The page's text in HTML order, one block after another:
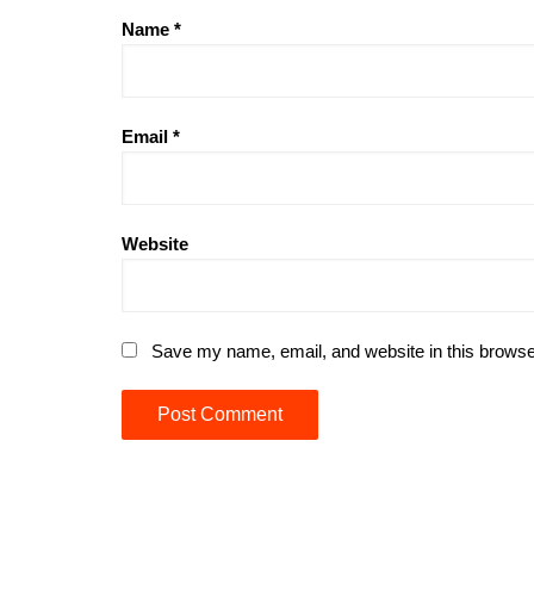
Name *
Email *
Website
Save my name, email, and website in this